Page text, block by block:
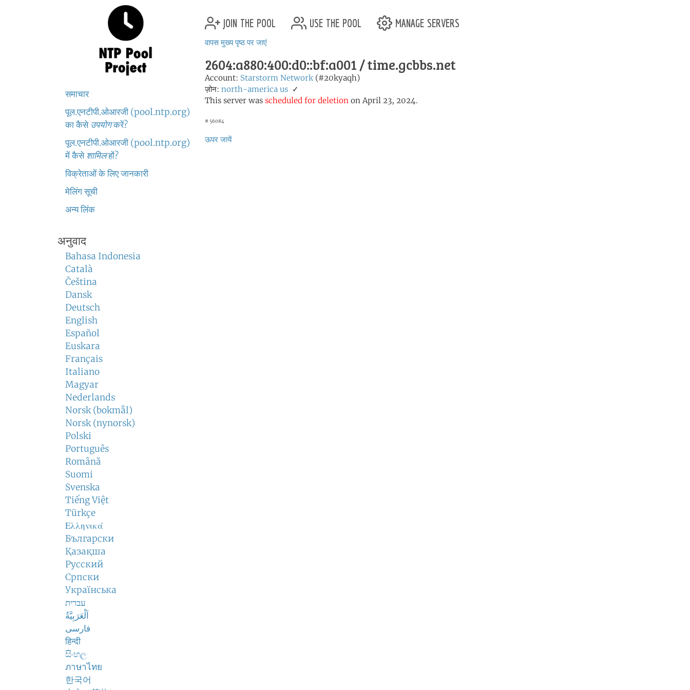
समाचार
पूल.एनटीपी.ओआरजी (pool.ntp.org)
का कैसे उपयोगकरें?
पूल.एनटीपी.ओआरजी (pool.ntp.org)
में कैसे शामिलहों?
विक्रेताओं के लिए जानकारी
मेलिंग सूची
अन्य लिंक
अनुवाद
Bahasa Indonesia
Català
Čeština
Dansk
Deutsch
English
Español
Euskara
Français
Italiano
Magyar
Nederlands
Norsk (bokmål)
Norsk (nynorsk)
Polski
Português
Română
Suomi
Svenska
Tiếng Việt
Türkçe
Ελληνικά
Български
Қазақша
Русский
Српски
Українська
עברית
اَلْعَرَبِيَّةُ
فارسی
हिन्दी
සිංහල
ภาษาไทย
한국어
join the pool use the pool manage servers
वापस मुख्य पृष्ठ पर जाएं
2604:a880:400:d0::bf:a001 / time.gcbbs.net
Account: Starstorm Network (#20kyaqh)
ज़ोन: north-america us ✓
This server was scheduled for deletion on April 23, 2024.
# 56084
ऊपर जायें